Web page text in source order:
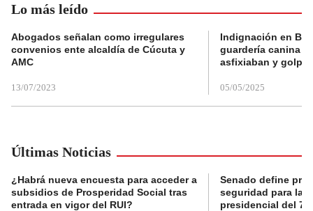
Lo más leído
Abogados señalan como irregulares
convenios ente alcaldía de Cúcuta y
AMC
13/07/2023
Indignación en
guardería canina
asfixiaban y
05/05/2025
Últimas Noticias
¿Habrá nueva encuesta para acceder a
subsidios de Prosperidad Social tras
entrada en vigor del RUI?
Senado define
seguridad para la
presidencial del 7